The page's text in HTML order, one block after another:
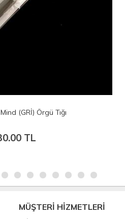
(GRİ) Örgü Tığı
TL
MÜŞTERİ HİZMETLERİ